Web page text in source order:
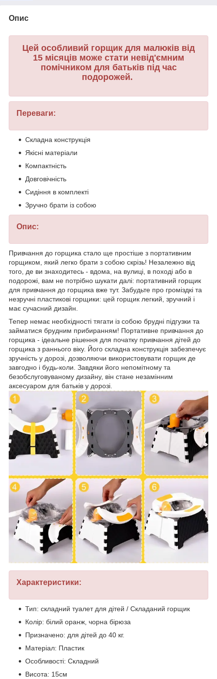
Опис
Цей особливий горщик для малюків від
15 місяців може стати невід'ємним
помічником для батьків під час
подорожей.
Переваги:
Складна конструкція
Якісні матеріали
Компактність
Довговічність
Сидіння в комплекті
Зручно брати із собою
Опис:
Привчання до горщика стало ще простіше з портативним
горщиком, який легко брати з собою скрізь! Незалежно від
того, де ви знаходитесь - вдома, на вулиці, в поході або в
подорожі, вам не потрібно шукати далі: портативний горщик
для привчання до горщика вже тут. Забудьте про громіздкі та
незручні пластикові горщики: цей горщик легкий, зручний і
має сучасний дизайн.
Тепер немає необхідності тягати із собою брудні підгузки та
займатися брудним прибиранням! Портативне привчання до
горщика - ідеальне рішення для початку привчання дітей до
горщика з раннього віку. Його складна конструкція забезпечує
зручність у дорозі, дозволяючи використовувати горщик де
завгодно і будь-коли. Завдяки його непомітному та
безобслуговуваному дизайну, він стане незамінним
аксесуаром для батьків у дорозі.
Характеристики:
Тип: складний туалет для дітей / Складаний горщик
Колір: білий оранж, чорна бірюза
Призначено: для дітей до 40 кг.
Матеріал: Пластик
Особливості: Складний
Висота: 15см